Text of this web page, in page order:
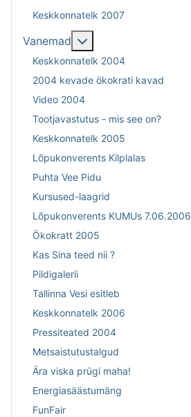
Keskkonnatelk 2007
Vanemad
Keskkonnatelk 2004
2004 kevade ökokrati kavad
Video 2004
Tootjavastutus - mis see on?
Keskkonnatelk 2005
Lõpukonverents Kilplalas
Puhta Vee Pidu
Kursused-laagrid
Lõpukonverents KUMUs 7.06.2006
Ökokratt 2005
Kas Sina teed nii ?
Pildigalerii
Tallinna Vesi esitleb
Keskkonnatelk 2006
Pressiteated 2004
Metsaistutustalgud
Ära viska prügi maha!
Energiasäästumäng
FunFair